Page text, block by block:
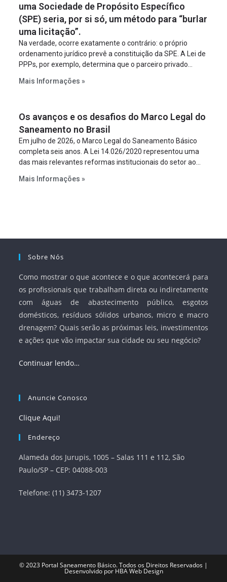
uma Sociedade de Propósito Específico
(SPE) seria, por si só, um método para “burlar
uma licitação”.
Na verdade, ocorre exatamente o contrário: o próprio
ordenamento jurídico prevê a constituição da SPE. A Lei de
PPPs, por exemplo, determina que o parceiro privado
empreendimento. Ou seja, a suposta “fraude à licitação” é
projeto a projeto.
Mais Informações »
Os avanços e os desafios do Marco Legal do
Saneamento no Brasil
Em julho de 2026, o Marco Legal do Saneamento Básico
completa seis anos. A Lei 14.026/2020 representou uma
das mais relevantes reformas institucionais do setor ao
serviços, ampliar a participação da iniciativa privada,
Mais Informações »
Sobre Nós
Como mostrar o que acontece e o que acontecerá para
os profissionais que trabalham direta ou indiretamente
com águas de abastecimento público, esgotos
domésticos, resíduos sólidos urbanos, micro e macro
drenagem? Quais serão as próximas leis, investimentos
e ações que vão impactar sua cidade ou seu negócio?
Continuar lendo…
Anuncie Conosco
Clique Aqui!
Endereço
Alameda dos Jurupis, 1005 – Salas 111 e 112, São
Paulo/SP – CEP: 04088-003
Telefone: (11) 3473-1207
© 2023 Portal Saneamento Básico. Todos os Direitos Reservados |
Desenvolvido por HBA Web Design